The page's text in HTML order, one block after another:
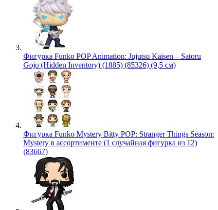
Фигурка Funko POP Animation: Jujutsu Kaisen – Satoru
Gojo (Hidden Inventory) (1885) (85326) (9,5 см)
Фигурка Funko Mystery Bitty POP: Stranger Things Season:
Mystery в ассортименте (1 случайная фигурка из 12)
(83667)